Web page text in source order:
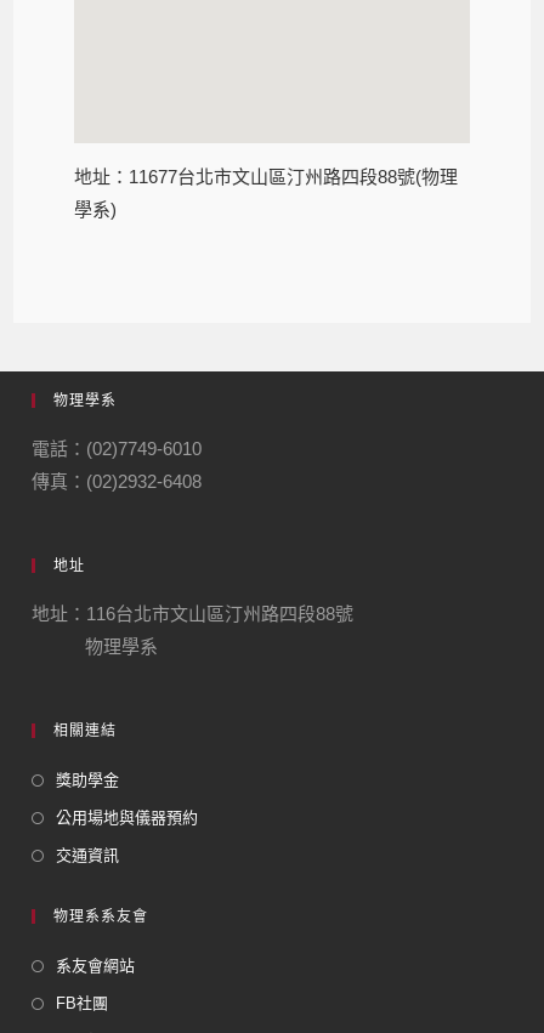
地址：11677台北市文山區汀州路四段88號(物理
學系)
物理學系
電話：(02)7749-6010
傳真：(02)2932-6408
地址
地址：116台北市文山區汀州路四段88號
物理學系
相關連結
獎助學金
公用場地與儀器預約
交通資訊
物理系系友會
系友會網站
FB社團